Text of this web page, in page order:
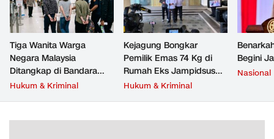
Tiga Wanita Warga
Negara Malaysia
Ditangkap di Bandara
Soetta, Bawa Beragam
Hukum & Kriminal
Kejagung Bongkar
Pemilik Emas 74 Kg di
Rumah Eks Jampidsus
Febrie Adriansyah
Hukum & Kriminal
Begini
Nasional